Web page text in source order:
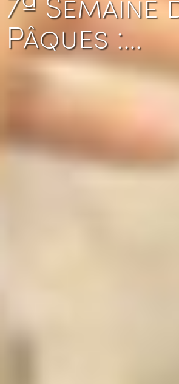
Pâques :…